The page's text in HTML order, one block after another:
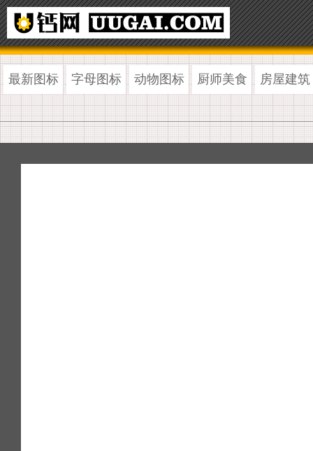
最新图标 字母图标 动物图标 厨师美食 房屋建筑